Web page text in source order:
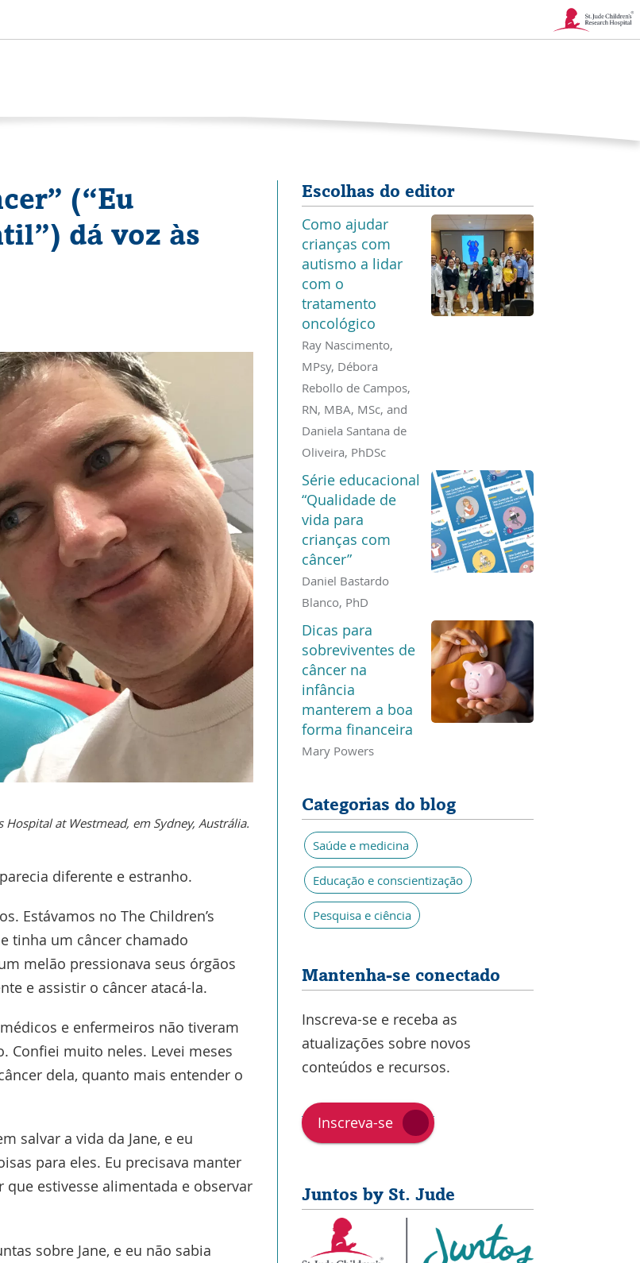
Link
nova
(“Eu
dá voz às
Hospital at Westmead, em Sydney, Austrália.
diferente e estranho.
Estávamos no The Children’s
tinha um câncer chamado
melão pressionava seus órgãos
e assistir o câncer atacá-la.
e enfermeiros não tiveram
Confiei muito neles. Levei meses
dela, quanto mais entender o
salvar a vida da Jane, e eu
para eles. Eu precisava manter
estivesse alimentada e observar
sobre Jane, e eu não sabia
Escolhas do editor
Como ajudar
crianças com
autismo a lidar
com o
tratamento
oncológico
Ray Nascimento,
MPsy, Débora
Rebollo de Campos,
RN, MBA, MSc, and
Daniela Santana de
Oliveira, PhDSc
Série educacional
“Qualidade de
vida para
crianças com
câncer”
Daniel Bastardo
Blanco, PhD
Dicas para
sobreviventes de
câncer na
infância
manterem a boa
forma financeira
Mary Powers
Categorias do blog
Saúde e medicina
Educação e conscientização
Pesquisa e ciência
Mantenha-se conectado
Inscreva-se e receba as
atualizações sobre novos
conteúdos e recursos.
Inscreva-se
Juntos by St. Jude